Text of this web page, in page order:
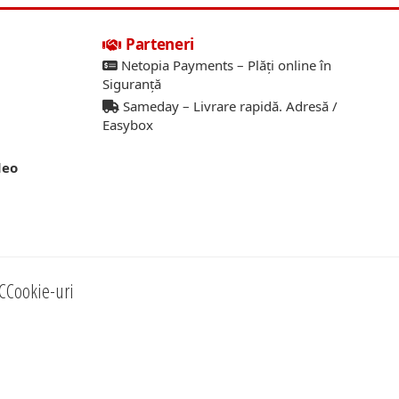
Parteneri
Netopia Payments – Plăți online în
Siguranță
Sameday – Livrare rapidă. Adresă /
Easybox
Cookie-uri